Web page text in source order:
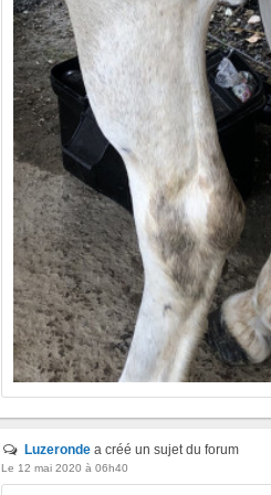
Luzeronde a créé un sujet du forum
Le 12 mai 2020 à 06h40